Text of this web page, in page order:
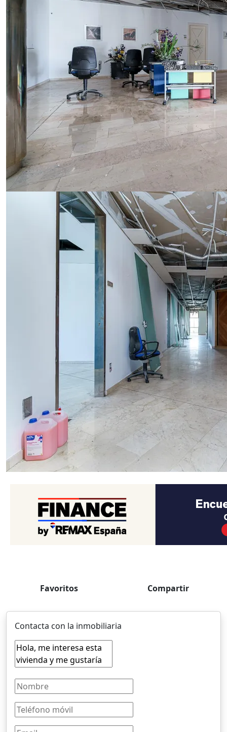
Favoritos Compartir
Contacta con la inmobiliaria